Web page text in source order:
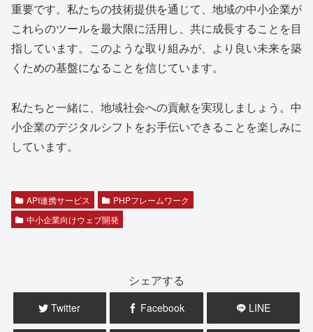
重要です。私たちの技術提供を通じて、地域の中小企業が
これらのツールを最大限に活用し、共に成長することを目
指しています。このような取り組みが、より良い未来を築
くための基盤になることを信じています。
私たちと一緒に、地域社会への貢献を実現しましょう。中
小企業のデジタルシフトをお手伝いできることを楽しみに
しています。
API連携サービス
PHPフレームワーク
中小企業向けウェブ開発
シェアする
Twitter Facebook LINE